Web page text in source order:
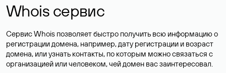
Whois сервис
Сервис Whois позволяет быстро получить всю информацию о
регистрации домена, например, дату регистрации и возраст
домена, или узнать контакты, по которым можно связаться с
организацией или человеком, чей домен вас заинтересовал.